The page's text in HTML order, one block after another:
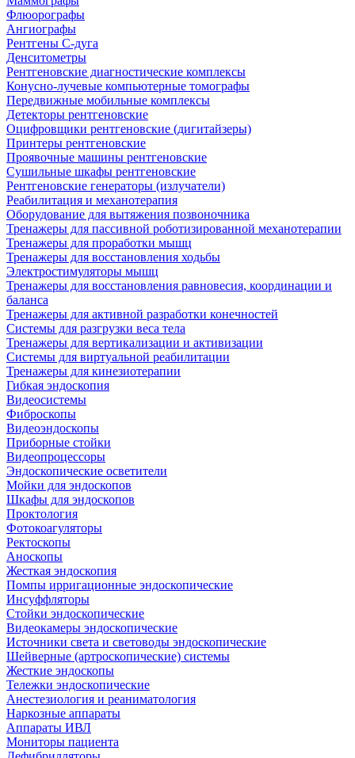
Флюорографы
Ангиографы
Рентгены С-дуга
Денситометры
Рентгеновские диагностические комплексы
Конусно-лучевые компьютерные томографы
Передвижные мобильные комплексы
Детекторы рентгеновские
Оцифровщики рентгеновские (дигитайзеры)
Принтеры рентгеновские
Проявочные машины рентгеновские
Сушильные шкафы рентгеновские
Рентгеновские генераторы (излучатели)
Реабилитация и механотерапия
Оборудование для вытяжения позвоночника
Тренажеры для пассивной роботизированной механотерапии
Тренажеры для проработки мышц
Тренажеры для восстановления ходьбы
Электростимуляторы мышц
Тренажеры для восстановления равновесия, координации и
баланса
Тренажеры для активной разработки конечностей
Системы для разгрузки веса тела
Тренажеры для вертикализации и активизации
Системы для виртуальной реабилитации
Тренажеры для кинезиотерапии
Гибкая эндоскопия
Видеосистемы
Фиброскопы
Видеоэндоскопы
Приборные стойки
Видеопроцессоры
Эндоскопические осветители
Мойки для эндоскопов
Шкафы для эндоскопов
Проктология
Фотокоагуляторы
Ректоскопы
Аноскопы
Жесткая эндоскопия
Помпы ирригационные эндоскопические
Инсуффляторы
Стойки эндоскопические
Видеокамеры эндоскопические
Источники света и световоды эндоскопические
Шейверные (артроскопические) системы
Жесткие эндоскопы
Тележки эндоскопические
Анестезиология и реаниматология
Наркозные аппараты
Аппараты ИВЛ
Мониторы пациента